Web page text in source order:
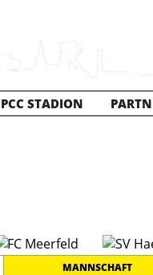
PCC STADION
MANNSCHAFT